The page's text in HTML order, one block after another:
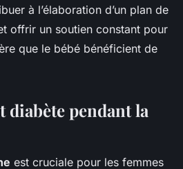
à l’élaboration d’un plan de
offrir un soutien constant pour
que le bébé bénéficient de
pendant la
est cruciale pour les femmes